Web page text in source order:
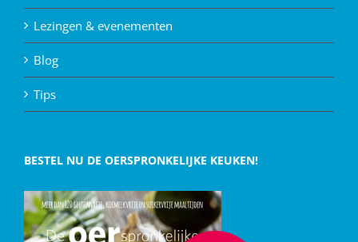
Lezingen & evenementen
Blog
Tips
BESTEL NU DE OERSPRONKELIJKE KEUKEN!